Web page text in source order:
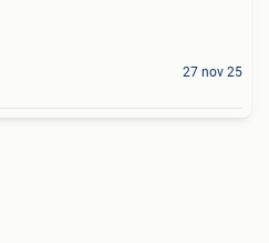
27 nov 25